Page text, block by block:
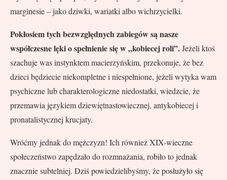
marginesie – jako dziwki, wariatki albo wichrzycielki.
Pokłosiem tych bezwzględnych zabiegów są nasze
współczesne lęki o spełnienie się w „kobiecej roli”.Jeżeli ktoś
szachuje was instynktem macierzyńskim, przekonuje, że bez
dzieci będziecie niekompletne i niespełnione, jeżeli wytyka wam
psychiczne lub charakterologiczne niedostatki, wiedzcie, że
przemawia językiem dziewiętnastowiecznej, antykobiecej i
pronatalistycznej krucjaty.
Wróćmy jednak do mężczyzn! Ich również XIX-wieczne
społeczeństwo zapędzało do rozmnażania, robiło to jednak
znacznie subtelniej. Dziś powiedzielibyśmy, że posłużyło się